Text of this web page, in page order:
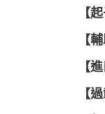
【
【
【
【